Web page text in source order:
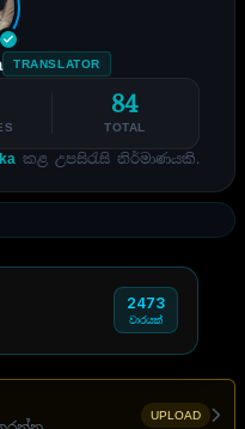
TRANSLATOR
84
TOTAL
කළ උපසිරැසි නිර්මාණයකි.
2473
වාරයක්
UPLOAD